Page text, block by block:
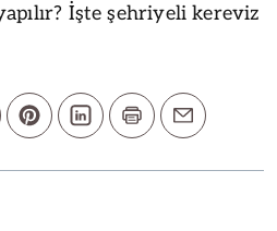
İşte şehriyeli kereviz